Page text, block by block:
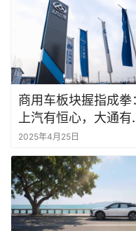
商用车板块握指成拳
上汽有恒心，大通有
心
2025年4月25日